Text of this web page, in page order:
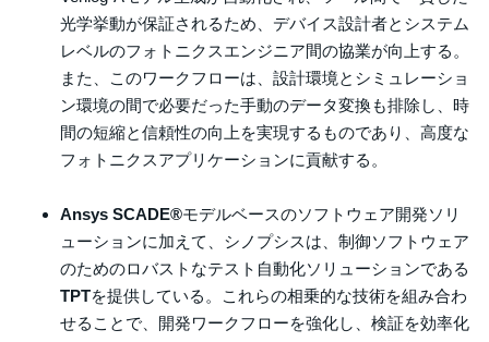
光学挙動が保証されるため、デバイス設計者とシステム
レベルのフォトニクスエンジニア間の協業が向上する。
また、このワークフローは、設計環境とシミュレーショ
ン環境の間で必要だった手動のデータ変換も排除し、時
間の短縮と信頼性の向上を実現するものであり、高度な
フォトニクスアプリケーションに貢献する。
Ansys SCADE®モデルベースのソフトウェア開発ソリ
ューションに加えて、シノプシスは、制御ソフトウェア
のためのロバストなテスト自動化ソリューションである
TPTを提供している。これらの相乗的な技術を組み合わ
せることで、開発ワークフローを強化し、検証を効率化